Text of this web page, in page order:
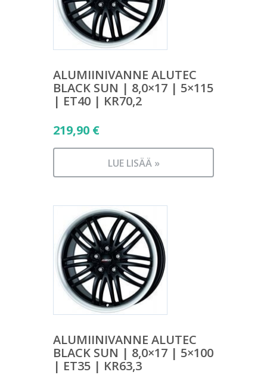
ALUMIINIVANNE ALUTEC
BLACK SUN | 8,0×17 | 5×115
| ET40 | KR70,2
219,90 €
LUE LISÄÄ »
ALUMIINIVANNE ALUTEC
BLACK SUN | 8,0×17 | 5×100
| ET35 | KR63,3